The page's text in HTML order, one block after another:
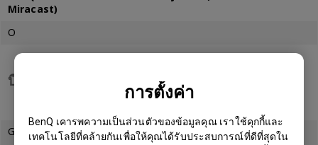
การตั้งค่า
BenQ เคารพความเป็นส่วนตัวของข้อมูลคุณ เราใช้คุกกี้และ
เทคโนโลยีที่คล้ายกันเพื่อให้คุณได้รับประสบการณ์ที่ดีที่สุดใน
Miracast)
O
บี.วาย.โอ.ดี.
Google Cast